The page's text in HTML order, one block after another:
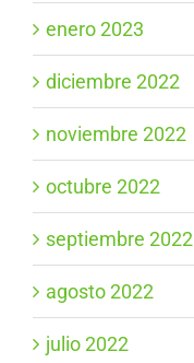
enero 2023
diciembre 2022
noviembre 2022
octubre 2022
septiembre 2022
agosto 2022
julio 2022